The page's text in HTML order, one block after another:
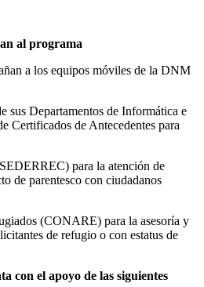
al programa
a los equipos móviles de la DNM
sus Departamentos de Informática e
Certificados de Antecedentes para
para la atención de
de parentesco con ciudadanos
(CONARE) para la asesoría y
de refugio o con estatus de
con el apoyo de las siguientes